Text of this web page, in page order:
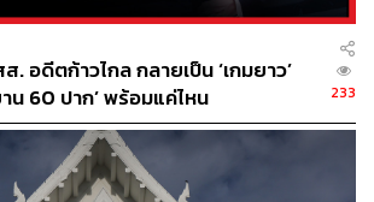
ผู้ช่วยเลขาธิการ ป.ป.ช. กล่าวว่า หลัง
ทาง ป.ป.ช. จะรับเรื่องเข้าสู่กระบวนการ
ยู่ในอำนาจ ป.ป.ช. หรือไม่ เท่าที่ทราบ
ทธ์ เคยมีกรณี ศรีสุวรรณ จรรยา มายื่น
างส่วนแล้ว ป.ป.ช. ก็รับเรื่องตรวจสอบไว้
อดีตก้าวไกล กลายเป็น ‘เกมยาว’
60 ปาก’ พร้อมแค่ไหน
233